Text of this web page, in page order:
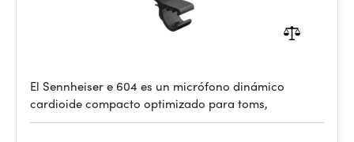
El Sennheiser e 604 es un micrófono dinámico
cardioide compacto optimizado para toms,